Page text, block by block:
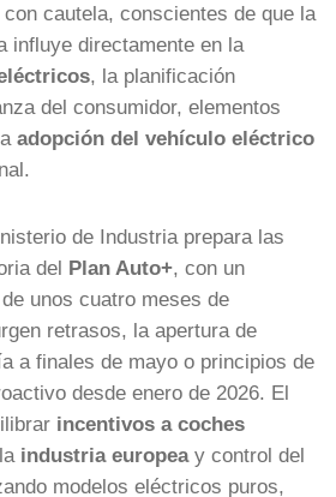
cautela, conscientes de que la
influye directamente en la
, la planificación
del consumidor, elementos
adopción del vehículo eléctrico
de Industria prepara las
del Plan Auto+, con un
unos cuatro meses de
retrasos, la apertura de
a finales de mayo o principios de
desde enero de 2026. El
incentivos a coches
industria europeay control del
modelos eléctricos puros,